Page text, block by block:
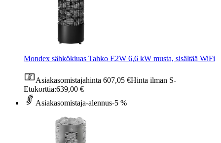
Mondex sähkökiuas Tahko E2W 6,6 kW musta, sisältää WiFi
Asiakasomistajahinta 607,05 €Hinta ilman S-
Etukorttia:639,00 €
Asiakasomistaja-alennus-5 %